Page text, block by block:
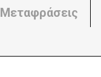
Μεταφράσεις